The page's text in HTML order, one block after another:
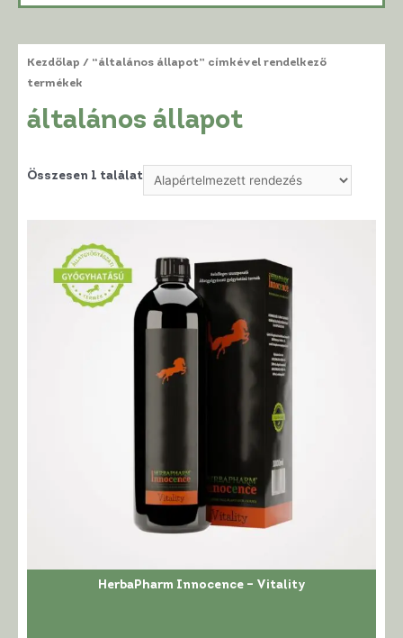
Kezdőlap / “általános állapot” címkével rendelkező
termékek
általános állapot
Összesen 1 találat
HerbaPharm Innocence – Vitality